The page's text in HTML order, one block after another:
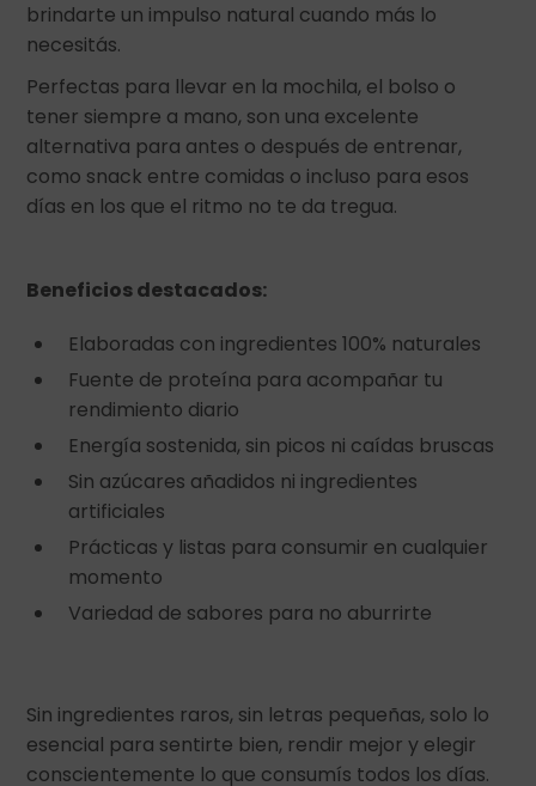
brindarte un impulso natural cuando más lo
necesitás.
Perfectas para llevar en la mochila, el bolso o
tener siempre a mano, son una excelente
alternativa para antes o después de entrenar,
como snack entre comidas o incluso para esos
días en los que el ritmo no te da tregua.
Beneficios destacados:
Elaboradas con ingredientes 100% naturales
Fuente de proteína para acompañar tu
rendimiento diario
Energía sostenida, sin picos ni caídas bruscas
Sin azúcares añadidos ni ingredientes
artificiales
Prácticas y listas para consumir en cualquier
momento
Variedad de sabores para no aburrirte
Sin ingredientes raros, sin letras pequeñas, solo lo
esencial para sentirte bien, rendir mejor y elegir
conscientemente lo que consumís todos los días.